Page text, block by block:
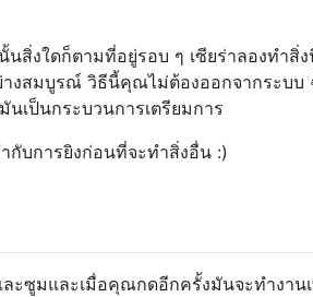
สิ่งใดก็ตามที่อยู่รอบ ๆ เซียร่าลองทำสิ่
งสมบูรณ์ วิธีนี้คุณไม่ต้องออกจากระบบ
นเป็นกระบวนการเตรียมการ
กับการยิงก่อนที่จะทำสิ่งอื่น :)
ละซูมและเมื่อคุณกดอีกครั้งมันจะทำงา